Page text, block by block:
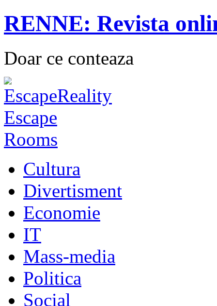
RENNE: Revista
Doar ce conteaza
Cultura
Divertisment
Economie
IT
Mass-media
Politica
Social